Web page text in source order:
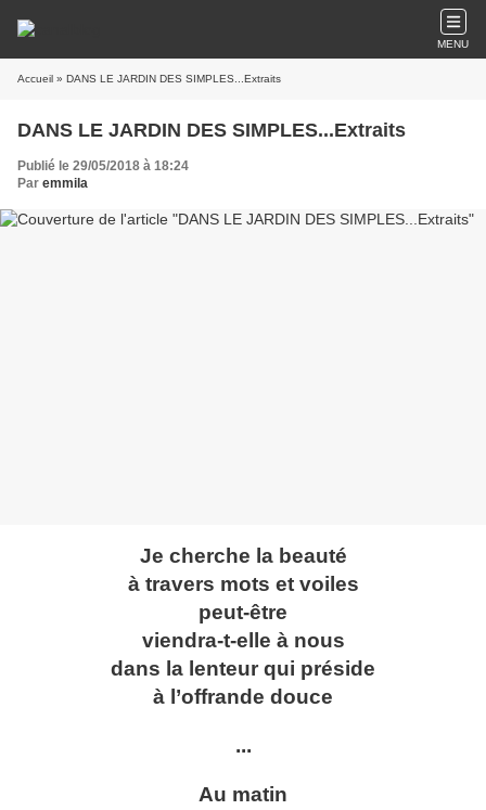
MENU
Accueil » DANS LE JARDIN DES SIMPLES...Extraits
DANS LE JARDIN DES SIMPLES...Extraits
Publié le 29/05/2018 à 18:24
Par emmila
Je cherche la beauté
à travers mots et voiles
peut-être
viendra-t-elle à nous
dans la lenteur qui préside
à l’offrande douce
...
Au matin